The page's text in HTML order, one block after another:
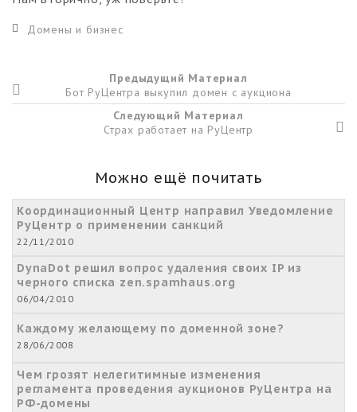
Домены и бизнес
Предыдущий Материал
Бот РуЦентра выкупил домен с аукциона
Следующий Материал
Страх работает на РуЦентр
Можно ещё почитать
Координационный Центр направил Уведомление
РуЦентр о применении санкций
22/11/2010
DynaDot решил вопрос удаления своих IP из
черного списка zen.spamhaus.org
06/04/2010
Каждому желающему по доменной зоне?
28/06/2008
Чем грозят нелегитимные изменения
регламента проведения аукционов РуЦентра на
РФ-домены